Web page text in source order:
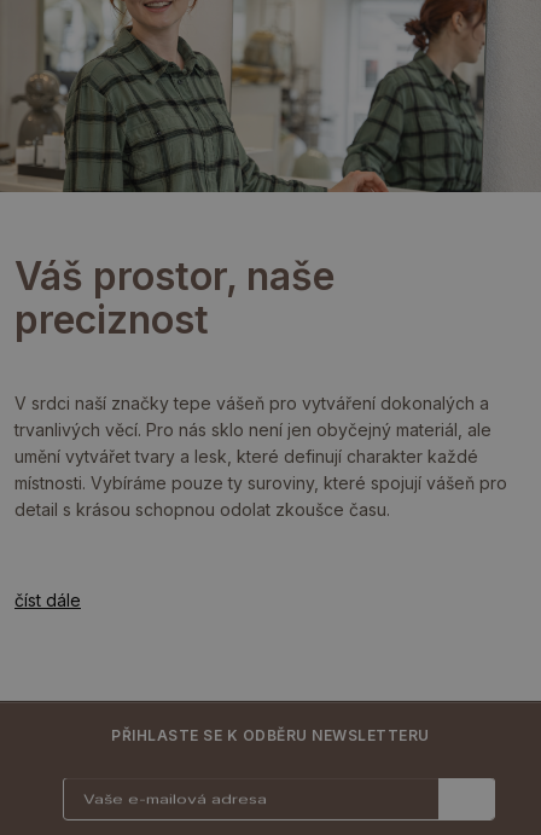
Váš prostor, naše
preciznost
V srdci naší značky tepe vášeň pro vytváření dokonalých a
trvanlivých věcí. Pro nás sklo není jen obyčejný materiál, ale
umění vytvářet tvary a lesk, které definují charakter každé
místnosti. Vybíráme pouze ty suroviny, které spojují vášeň pro
detail s krásou schopnou odolat zkoušce času.
číst dále
PŘIHLASTE SE K ODBĚRU NEWSLETTERU